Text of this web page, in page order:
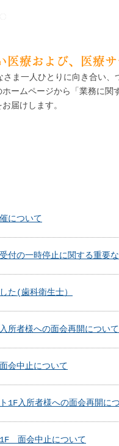
医療および、医療
ま一人ひとりに向き合い、
ームページから「業務に関
届けします。
について
付の一時停止に関する重要
た(歯科衛生士）
所者様への面会再開について
会中止について
1F入所者様への面会再開に
面会中止について